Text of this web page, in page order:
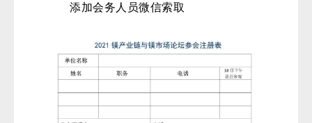
添加会务人员微信索取